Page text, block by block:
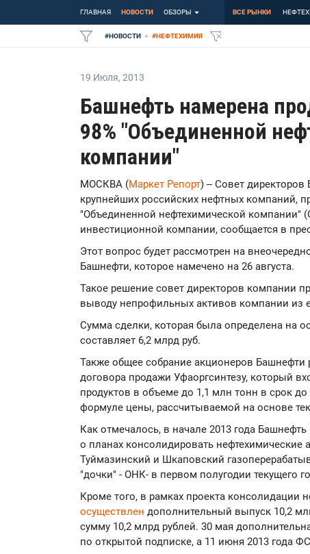
ГЛАВНАЯ НОВОСТИ ОБЗОРЫ ВСЕ РЫНКИ
#НОВОСТИ #НЕФТЕХИМИЯ
19 Июля, 2013
Башнефть намерена
98% "Объединенной
компании"
МОСКВА (Маркет Репорт) -- Совет
крупнейших российских нефтных компаний,
"Объединенной нефтехимической компании"
инвестиционной компании, сообщается в
Этот вопрос будет рассмотрен на
Башнефти, которое намечено на 26 августа.
Такое решение совет директоров компании
выводу непрофильных активов компании из
Сумма сделки, которая была определена на
составляет 6,2 млрд руб.
Также общее собрание акционеров Башнефти
договора продажи Уфаоргсинтезу, который
продуктов в объеме до 1,1 млн тонн в срок
формуле цены, рассчитываемой на основе
Как отмечалось, в начале 2013 года
о планах консолидировать нефтехимические
Туймазинский и Шкаповский
"дочки" - ОНК- в первом полугодии текущего
Кроме того, в рамках проекта консолидации
осуществлен дополнительный выпуск 10,2
сумму 10,2 млрд рублей. 30 мая
по открытой подписке, а 11 июня 2013 года